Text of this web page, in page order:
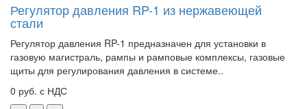
Регулятор давления RP-1 из нержавеющей
стали
Регулятор давления RP-1 предназначен для установки в
газовую магистраль, рампы и рамповые комплексы, газовые
щиты для регулирования давления в системе..
0 руб. с НДС